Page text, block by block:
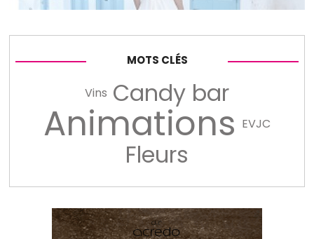
MOTS CLÉS
Vins Candy bar
Animations EVJC
Fleurs